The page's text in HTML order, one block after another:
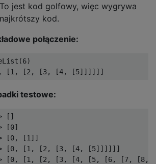
To jest kod golfowy, więc wygrywa
najkrótszy kod.
połączenie:
(6)
, [1 , [2 , [3, [4, [5]]]]]]
testowe:
[]
[0]
[0, [1 ]]
[0, [1 , [2 , [3, [4, [5]]]]]]
[0, [1 , [2 , [3, [4, [5, [6, [7, [8,